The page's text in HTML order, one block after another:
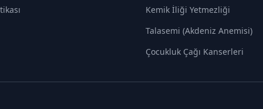
Kemik İliği Yetmezliği
Talasemi (Akdeniz Anemisi)
Çocukluk Çağı Kanserleri